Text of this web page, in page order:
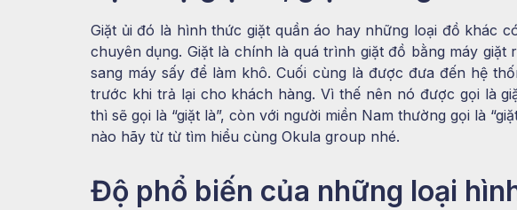
Giặt ủi đó là hình thức giặt quần áo hay những loại đồ khác
chuyên dụng. Giặt là chính là quá trình giặt đồ bằng máy
sang máy sấy để làm khô. Cuối cùng là được đưa đến hệ
trước khi trả lại cho khách hàng. Vì thế nên nó được gọi là
thì sẽ gọi là “giặt là”, còn với người miền Nam thường gọi là
nào hãy từ từ tìm hiểu cùng Okula group nhé.
Độ phổ biến của những loại